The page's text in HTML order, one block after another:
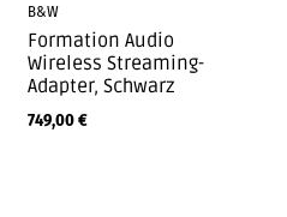
B&W
Formation Audio
Wireless Streaming-
Adapter, Schwarz
749,00€